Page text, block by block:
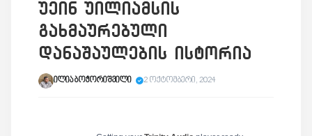
უეინ უილიამსის
გახმაურებული
დანაშაულების ისტორია
ილია ბოჭორიშვილი 2 ოქტომბერი, 2024